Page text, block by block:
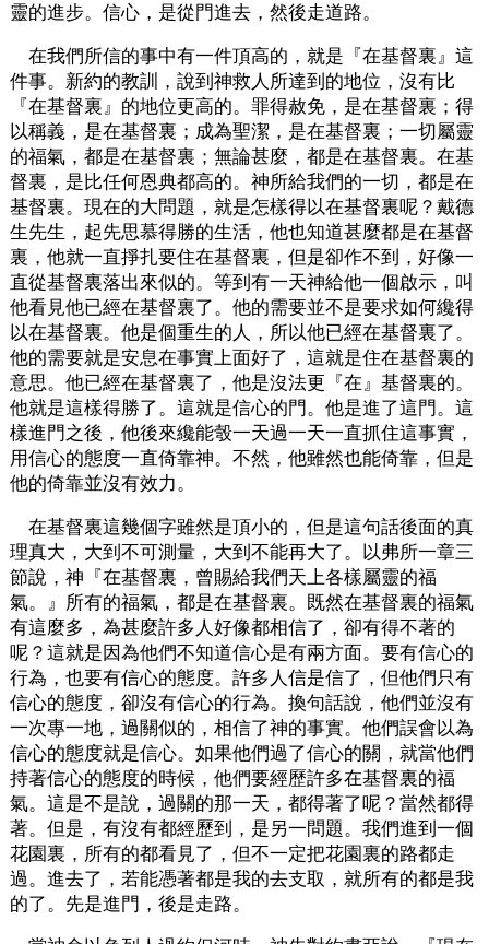
靈的進步。信心，是從門進去，然後走道路。
在我們所信的事中有一件頂高的，就是『在基督裏』這
件事。新約的教訓，說到神救人所達到的地位，沒有比
『在基督裏』的地位更高的。罪得赦免，是在基督裏；得
以稱義，是在基督裏；成為聖潔，是在基督裏；一切屬靈
的福氣，都是在基督裏；無論甚麼，都是在基督裏。在基
督裏，是比任何恩典都高的。神所給我們的一切，都是在
基督裏。現在的大問題，就是怎樣得以在基督裏呢？戴德
生先生，起先思慕得勝的生活，他也知道甚麼都是在基督
裏，他就一直掙扎要住在基督裏，但是卻作不到，好像一
直從基督裏落出來似的。等到有一天神給他一個啟示，叫
他看見他已經在基督裏了。他的需要並不是要求如何纔得
以在基督裏。他是個重生的人，所以他已經在基督裏了。
他的需要就是安息在事實上面好了，這就是住在基督裏的
意思。他已經在基督裏了，他是沒法更『在』基督裏的。
他就是這樣得勝了。這就是信心的門。他是進了這門。這
樣進門之後，他後來纔能彀一天過一天一直抓住這事實，
用信心的態度一直倚靠神。不然，他雖然也能倚靠，但是
他的倚靠並沒有效力。
在基督裏這幾個字雖然是頂小的，但是這句話後面的真
理真大，大到不可測量，大到不能再大了。以弗所一章三
節說，神『在基督裏，曾賜給我們天上各樣屬靈的福
氣。』所有的福氣，都是在基督裏。既然在基督裏的福氣
有這麼多，為甚麼許多人好像都相信了，卻有得不著的
呢？這就是因為他們不知道信心是有兩方面。要有信心的
行為，也要有信心的態度。許多人信是信了，但他們只有
信心的態度，卻沒有信心的行為。換句話說，他們並沒有
一次專一地，過關似的，相信了神的事實。他們誤會以為
信心的態度就是信心。如果他們過了信心的關，就當他們
持著信心的態度的時候，他們要經歷許多在基督裏的福
氣。這是不是說，過關的那一天，都得著了呢？當然都得
著。但是，有沒有都經歷到，是另一問題。我們進到一個
花園裏，所有的都看見了，但不一定把花園裏的路都走
過。進去了，若能憑著都是我的去支取，就所有的都是我
的了。先是進門，後是走路。